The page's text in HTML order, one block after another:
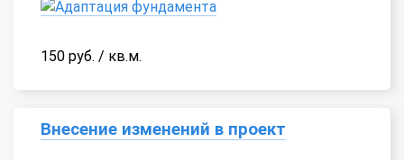
150 руб. / кв.м.
Внесение изменений в проект